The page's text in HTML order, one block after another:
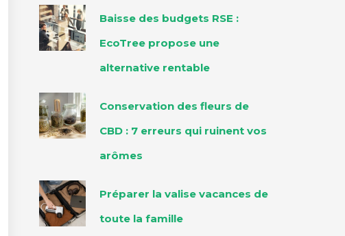
Baisse des budgets RSE :
EcoTree propose une
alternative rentable
Conservation des fleurs de
CBD : 7 erreurs qui ruinent vos
arômes
Préparer la valise vacances de
toute la famille